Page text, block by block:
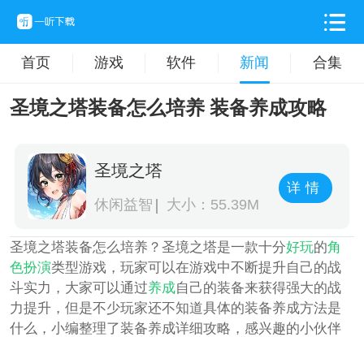
首页 游戏 软件 新闻 合集
圣境之塔装备怎么培养 装备养成攻略
圣境之塔
休闲益智 大小：55.39M
详情
圣境之塔装备怎么培养？圣境之塔是一款十分好玩的角
色扮演类型游戏，玩家可以在游戏中不断提升自己的战
斗实力，大家可以通过养成自己的装备来获得强大的战
力提升，但是不少玩家还不知道具体的装备养成方法是
什么，小编整理了装备养成详细攻略，感兴趣的小伙伴